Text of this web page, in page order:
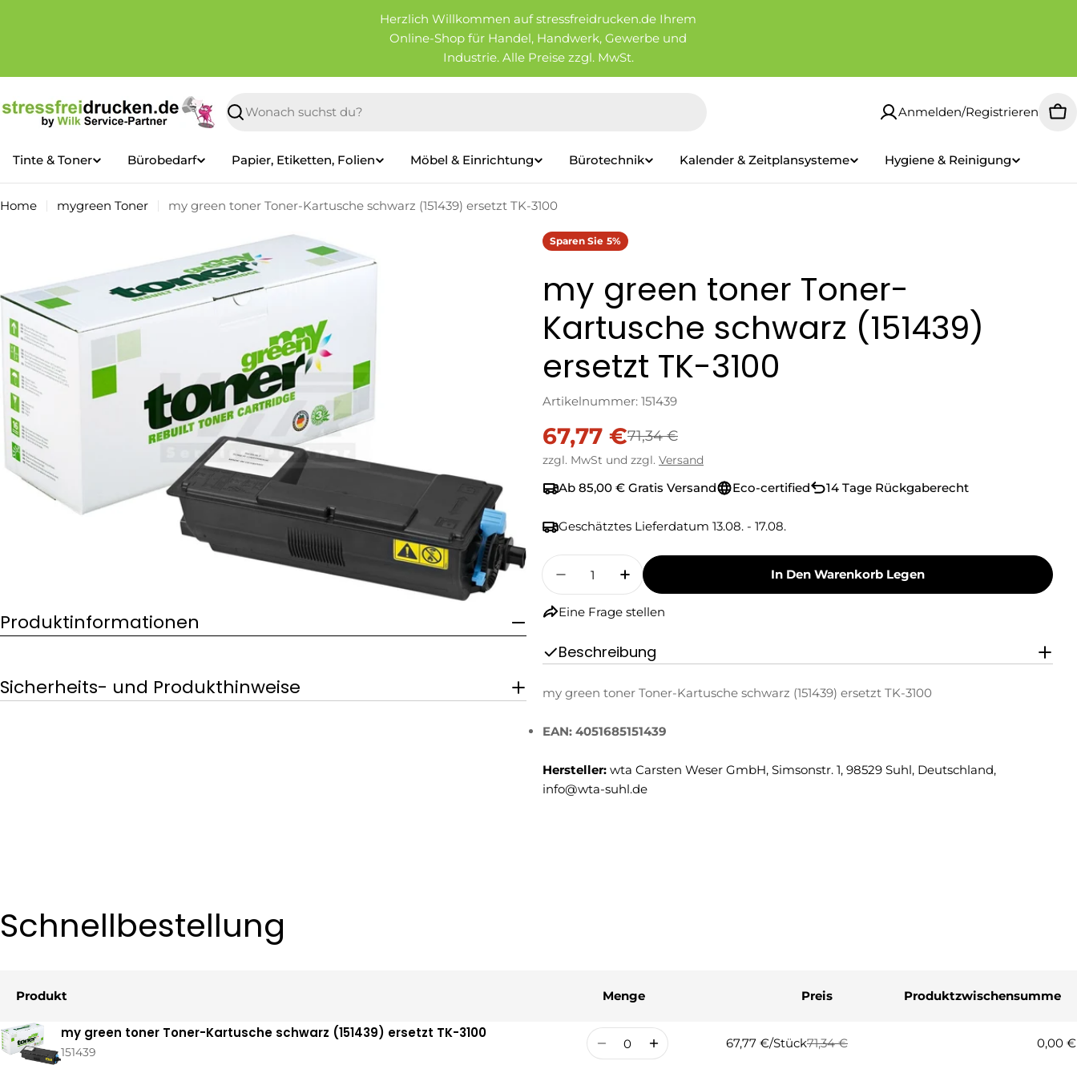
Herzlich Willkommen auf stressfreidrucken.de Ihrem
Online-Shop für Handel, Handwerk, Gewerbe und
Industrie. Alle Preise zzgl. MwSt.
Suchen
Anmelden/Registrieren
Tinte & Toner Bürobedarf Papier, Etiketten, Folien Möbel & Einrichtung Bürotechnik Kalender & Zeitplansysteme Hygiene & Reinigung
Home mygreen Toner my green toner Toner-Kartusche schwarz (151439) ersetzt TK-3100
Produktinformationen
Sie das Medium 0 im Modalformat
Produktinformationen
Sicherheits- und Produkthinweise
Sparen Sie 5%
my green toner Toner-
Kartusche schwarz (151439)
ersetzt TK-3100
Artikelnummer: 151439
Verkaufspreis
67,77 €
Regulärer
Preis
71,34 €
zzgl. MwSt und zzgl. Versand
Ab 85,00 € Gratis Versand Eco-certified 14 Tage Rückgaberecht
Geschätztes Lieferdatum 13.08. - 17.08.
Menge
Menge Für My Green Toner Toner-Kartusche Schwarz (151439)
Menge Für My Green Toner Toner-Kartusche Schwarz
In Den Warenkorb Legen
Eine Frage stellen
Beschreibung
my green toner Toner-Kartusche schwarz (151439) ersetzt TK-3100
EAN: 4051685151439
Hersteller: wta Carsten Weser GmbH, Simsonstr. 1, 98529 Suhl, Deutschland,
info@wta-suhl.de
Schnellbestellung
Ihr
Warenkorb
Produkt Menge Preis Produktzwischensumme
my green toner Toner-Kartusche schwarz (151439) ersetzt TK-3100
151439
Menge 67,77 €/Stück
Regulärer
71,34 €
Verkaufspreis
0,00 €